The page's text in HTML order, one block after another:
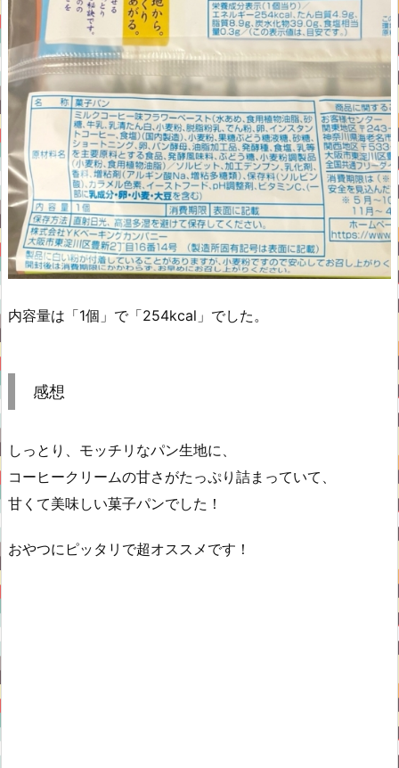
内容量は「1個」で「254kcal」でした。
感想
しっとり、モッチリなパン生地に、
コーヒークリームの甘さがたっぷり詰まっていて、
甘くて美味しい菓子パンでした！
おやつにピッタリで超オススメです！